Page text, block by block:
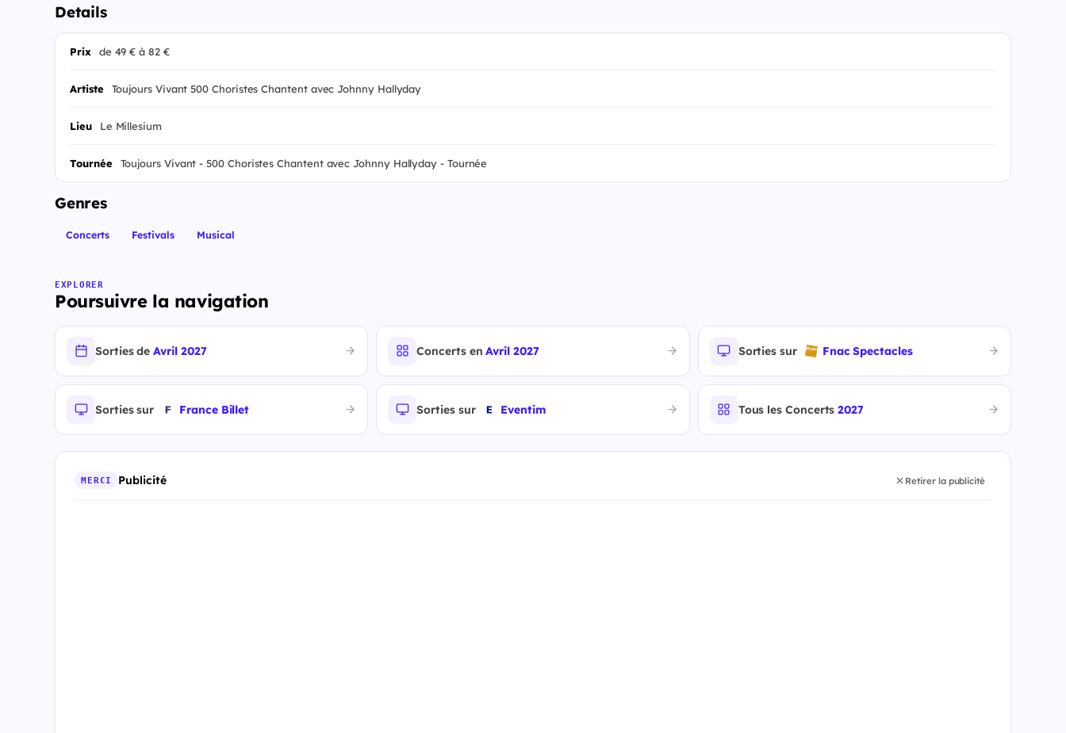
Details
Prix de 49 € à 82 €
Artiste Toujours Vivant 500 Choristes Chantent avec Johnny Hallyday
Lieu Le Millesium
Tournée Toujours Vivant - 500 Choristes Chantent avec Johnny Hallyday - Tournée
Genres
Concerts Festivals Musical
EXPLORER
Poursuivre la navigation
Sorties deAvril 2027 Concerts enAvril 2027 Sorties sur Fnac Spectacles
Sorties sur France Billet Sorties sur Eventim Tous les Concerts2027
MERCI Publicité Retirer la publicité